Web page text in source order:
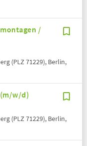
/
(PLZ 71229), Berlin,
w/d)
(PLZ 71229), Berlin,